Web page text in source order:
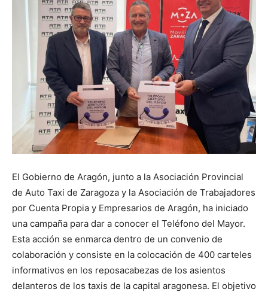
El Gobierno de Aragón, junto a la Asociación Provincial
de Auto Taxi de Zaragoza y la Asociación de Trabajadores
por Cuenta Propia y Empresarios de Aragón, ha iniciado
una campaña para dar a conocer el Teléfono del Mayor.
Esta acción se enmarca dentro de un convenio de
colaboración y consiste en la colocación de 400 carteles
informativos en los reposacabezas de los asientos
delanteros de los taxis de la capital aragonesa. El objetivo